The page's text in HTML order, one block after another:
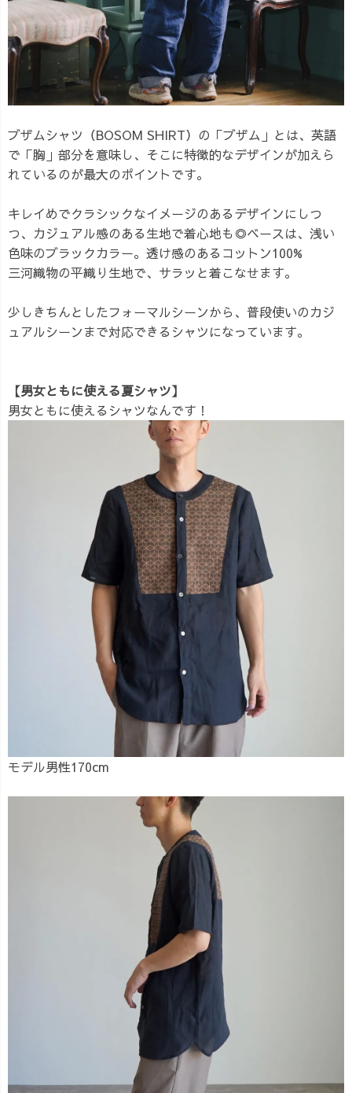
ブザムシャツ（BOSOM SHIRT）の「ブザム」とは、英語
で「胸」部分を意味し、そこに特徴的なデザインが加えら
れているのが最大のポイントです。
キレイめでクラシックなイメージのあるデザインにしつ
つ、カジュアル感のある生地で着心地も◎ベースは、浅い
色味のブラックカラー。透け感のあるコットン100%
三河織物の平織り生地で、サラッと着こなせます。
少しきちんとしたフォーマルシーンから、普段使いのカジ
ュアルシーンまで対応できるシャツになっています。
【男女ともに使える夏シャツ】
男女ともに使えるシャツなんです！
モデル男性170cm